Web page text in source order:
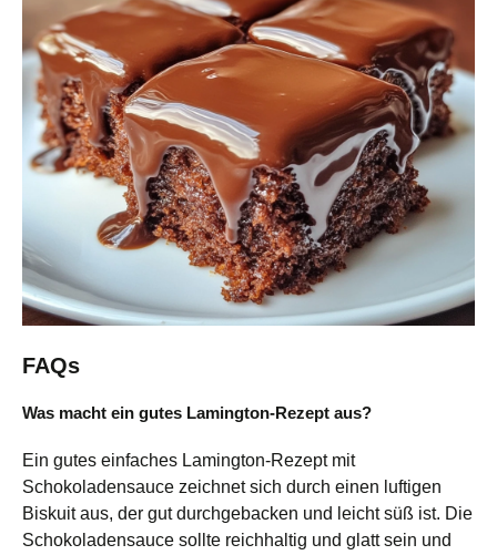
FAQs
Was macht ein gutes Lamington-Rezept aus?
Ein gutes einfaches Lamington-Rezept mit
Schokoladensauce zeichnet sich durch einen luftigen
Biskuit aus, der gut durchgebacken und leicht süß ist. Die
Schokoladensauce sollte reichhaltig und glatt sein und